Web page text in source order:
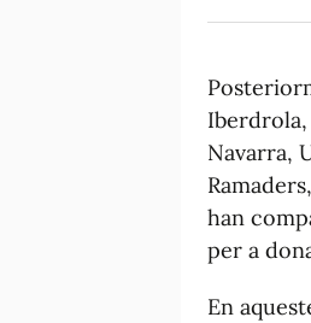
Navarra,
han
per a
En